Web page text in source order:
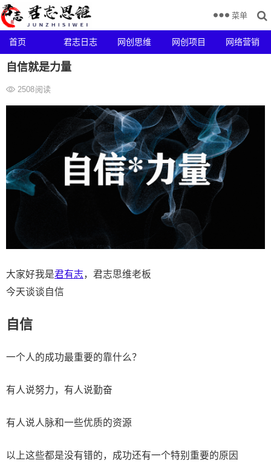
首页 君志日志 网创思维 网创项目 网络营销
菜单
自信就是力量
2508阅读
大家好我是君有志，君志思维老板
今天谈谈自信
自信
一个人的成功最重要的靠什么？
有人说努力，有人说勤奋
有人说人脉和一些优质的资源
以上这些都是没有错的，成功还有一个特别重要的原因